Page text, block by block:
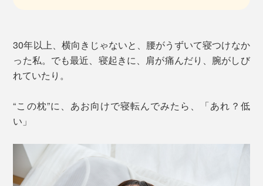
30年以上、横向きじゃないと、腰がうずいて寝つけなか
った私。でも最近、寝起きに、肩が痛んだり、腕がしび
れていたり。
“この枕”に、あお向けで寝転んでみたら、「あれ？低
い」